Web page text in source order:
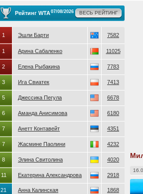
Рейтинг WTA07/08/2026 ВЕСЬ РЕЙТИНГ
1 Эшли Барти 7582
1 Арина Сабаленко 11025
2 Елена Рыбакина 7783
3 Ига Свиатек 7413
5 Джессика Пегула 6678
6 Аманда Анисимова 6180
7 Анетт Контавейт 4351
7 Жасмине Паолини 4232
8 Элина Свитолина 4020
11 Екатерина Александрова 2918
21 Анна Калинская 1868